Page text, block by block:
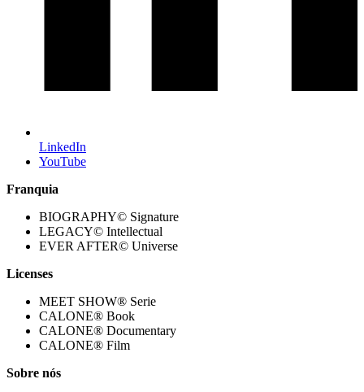
LinkedIn
YouTube
Franquia
BIOGRAPHY© Signature
LEGACY© Intellectual
EVER AFTER© Universe
Licenses
MEET SHOW® Serie
CALONE® Book
CALONE® Documentary
CALONE® Film
Sobre nós